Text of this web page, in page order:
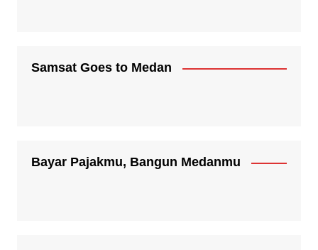
Samsat Goes to Medan
Bayar Pajakmu, Bangun Medanmu